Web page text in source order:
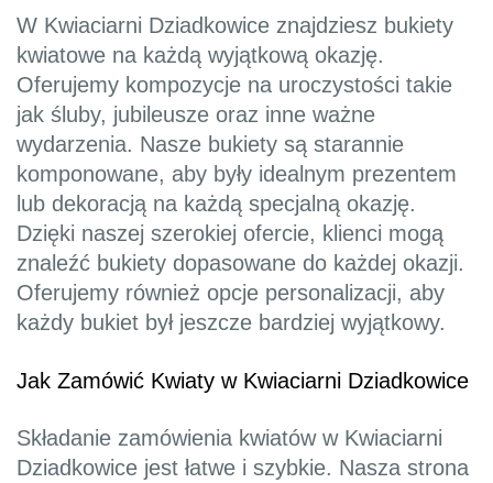
W Kwiaciarni Dziadkowice znajdziesz bukiety
kwiatowe na każdą wyjątkową okazję.
Oferujemy kompozycje na uroczystości takie
jak śluby, jubileusze oraz inne ważne
wydarzenia. Nasze bukiety są starannie
komponowane, aby były idealnym prezentem
lub dekoracją na każdą specjalną okazję.
Dzięki naszej szerokiej ofercie, klienci mogą
znaleźć bukiety dopasowane do każdej okazji.
Oferujemy również opcje personalizacji, aby
każdy bukiet był jeszcze bardziej wyjątkowy.
Jak Zamówić Kwiaty w Kwiaciarni Dziadkowice
Składanie zamówienia kwiatów w Kwiaciarni
Dziadkowice jest łatwe i szybkie. Nasza strona